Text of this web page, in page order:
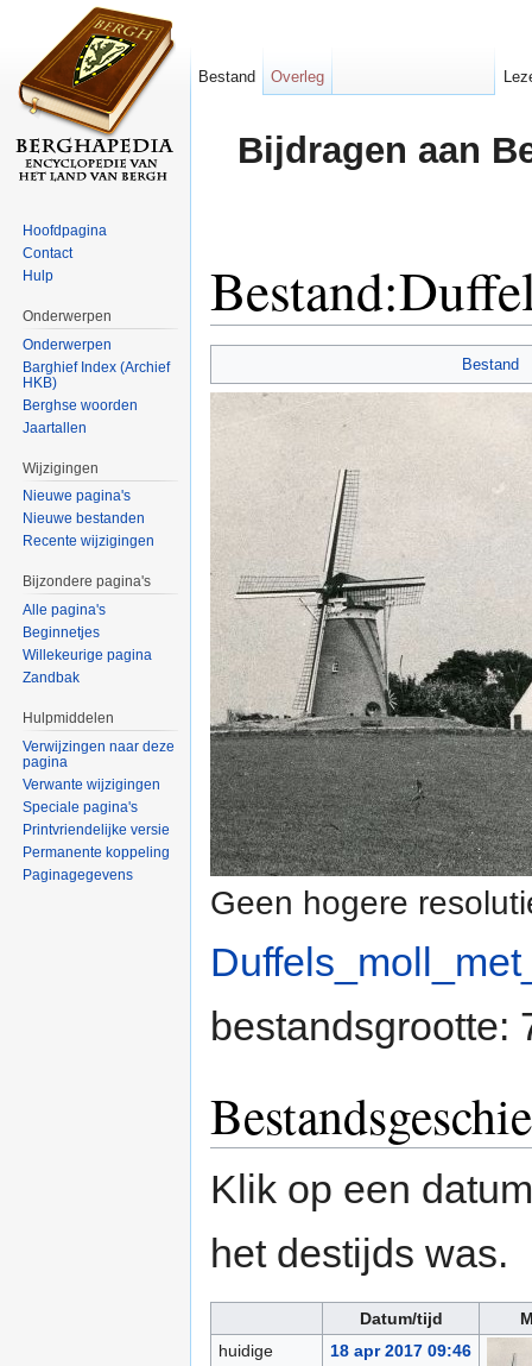
Bijdragen aan
Bestand
Geen hogere
bestandsgrootte:
Klik op een
het destijds was.
Datum/tijd
huidige
18 apr 2017 09:46
Bestand Overleg
Hoofdpagina
Contact
Hulp
Onderwerpen
Onderwerpen
Barghief Index (Archief
HKB)
Berghse woorden
Jaartallen
Wijzigingen
Nieuwe pagina's
Nieuwe bestanden
Recente wijzigingen
Bijzondere pagina's
Alle pagina's
Beginnetjes
Willekeurige pagina
Zandbak
Hulpmiddelen
Verwijzingen naar deze
pagina
Verwante wijzigingen
Speciale pagina's
Printvriendelijke versie
Permanente koppeling
Paginagegevens